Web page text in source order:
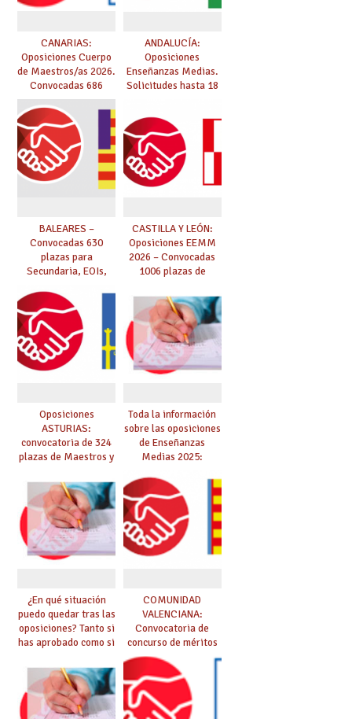
Convocadas 630
plazas para
Secundaria, EOIs,
Maestros,
Conservatorios y FP
CASTILLA Y LEÓN:
Oposiciones EEMM
2026 – Convocadas
1006 plazas de
Secundaria, EOIs y
(solicitudes del 15 de
enero al 4 de febrero)
ASTURIAS:
convocatoria de 324
plazas de Maestros y
10 plazas de
Catedráticos de
Música y Artes
Escénicas
Toda la información
sobre las oposiciones
de Enseñanzas
Medias 2025:
PUBLICADO LISTADO
ASPIRANTES
SELECCIONADOS
puedo quedar tras las
oposiciones? Tanto si
has aprobado como si
te quedas en bolsa,
aquí
VALENCIANA:
Convocatoria de
concurso de méritos
excepcional de
estabilización por
turno de
discapacidad
de Enseñanzas
Medias 2025:
Publicados tribunales
y sedes. CONSULTA
Las pruebas se
iniciarán el 21 de
junio.
Oposiciones Cuerpo
de Maestros/as 2025
ESTUDIO RETRIBUCIONES